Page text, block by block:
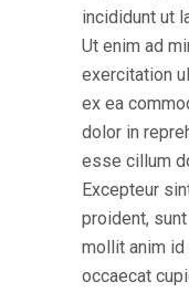
incididunt ut
Ut enim ad
exercitation
ex ea
dolor in
esse cillum
Excepteur
proident,
mollit anim
occaecat